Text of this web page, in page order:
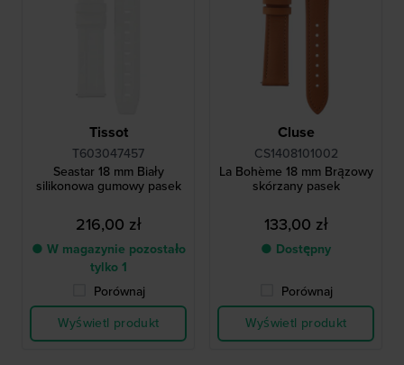
Tissot
T603047457
Seastar 18 mm Biały
silikonowa gumowy pasek
216,00 zł
● W magazynie pozostało
tylko 1
Porównaj
Wyświetl produkt
Cluse
CS1408101002
La Bohème 18 mm Brązowy
skórzany pasek
133,00 zł
● Dostępny
Porównaj
Wyświetl produkt